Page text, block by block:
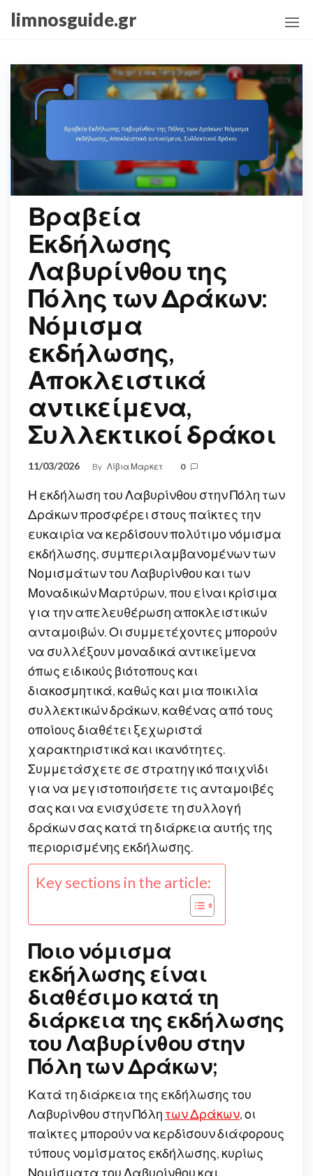
Skip
content
limnosguide.gr
Βραβεία
Εκδήλωσης
Λαβυρίνθου της
Πόλης των Δράκων:
Νόμισμα
εκδήλωσης,
Αποκλειστικά
αντικείμενα,
Συλλεκτικοί δράκοι
11/03/2026 By Λίβια Μαρκετ 0
Η εκδήλωση του Λαβυρίνθου στην Πόλη των
Δράκων προσφέρει στους παίκτες την
ευκαιρία να κερδίσουν πολύτιμο νόμισμα
εκδήλωσης, συμπεριλαμβανομένων των
Νομισμάτων του Λαβυρίνθου και των
Μοναδικών Μαρτύρων, που είναι κρίσιμα
για την απελευθέρωση αποκλειστικών
ανταμοιβών. Οι συμμετέχοντες μπορούν
να συλλέξουν μοναδικά αντικείμενα
όπως ειδικούς βιότοπους και
διακοσμητικά, καθώς και μια ποικιλία
συλλεκτικών δράκων, καθένας από τους
οποίους διαθέτει ξεχωριστά
χαρακτηριστικά και ικανότητες.
Συμμετάσχετε σε στρατηγικό παιχνίδι
για να μεγιστοποιήσετε τις ανταμοιβές
σας και να ενισχύσετε τη συλλογή
δράκων σας κατά τη διάρκεια αυτής της
περιορισμένης εκδήλωσης.
Key sections in the article:
Ποιο νόμισμα
εκδήλωσης είναι
διαθέσιμο κατά τη
διάρκεια της εκδήλωσης
του Λαβυρίνθου στην
Πόλη των Δράκων;
Κατά τη διάρκεια της εκδήλωσης του
Λαβυρίνθου στην Πόλη των Δράκων, οι
παίκτες μπορούν να κερδίσουν διάφορους
τύπους νομίσματος εκδήλωσης, κυρίως
Νομίσματα του Λαβυρίνθου και